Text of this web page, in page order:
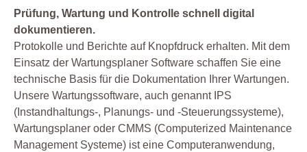
Prüfung, Wartung und Kontrolle schnell digital
dokumentieren.
Protokolle und Berichte auf Knopfdruck erhalten. Mit dem
Einsatz der Wartungsplaner Software schaffen Sie eine
technische Basis für die Dokumentation Ihrer Wartungen.
Unsere Wartungssoftware, auch genannt IPS
(Instandhaltungs-, Planungs- und -Steuerungssysteme),
Wartungsplaner oder CMMS (Computerized Maintenance
Management Systeme) ist eine Computeranwendung,